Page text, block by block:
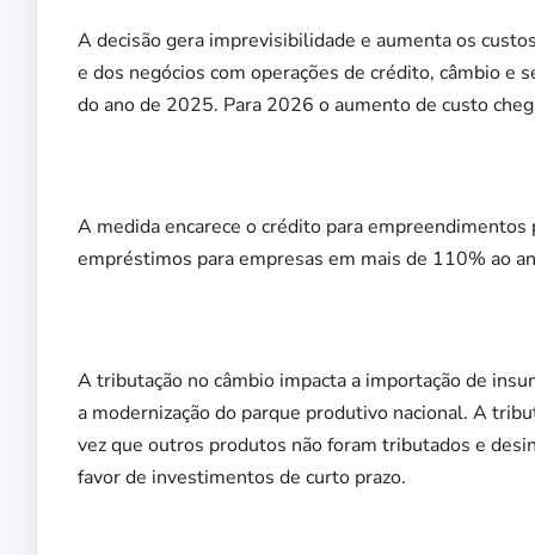
A decisão gera imprevisibilidade e aumenta os
e dos negócios com operações de crédito, câmbio
do ano de 2025. Para 2026 o aumento de custo
A medida encarece o crédito para
empréstimos para empresas em mais de 110% ao
A tributação no câmbio impacta a importação de
a modernização do parque produtivo nacional. A
vez que outros produtos não foram tributados e
favor de investimentos de curto prazo.